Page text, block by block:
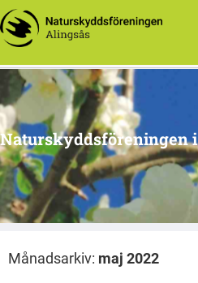
Naturskyddsföreningen
Månadsarkiv: maj 2022